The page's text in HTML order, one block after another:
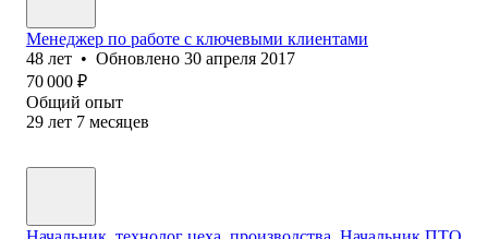
Менеджер по работе с ключевыми клиентами
48 лет • Обновлено 30 апреля 2017
70 000 ₽
Общий опыт
29 лет 7 месяцев